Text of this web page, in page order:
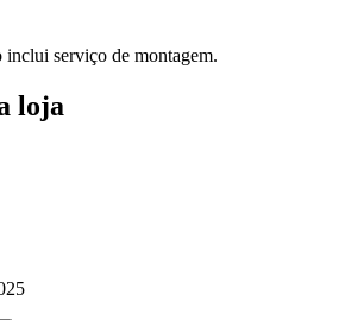
serviço de montagem.
loja